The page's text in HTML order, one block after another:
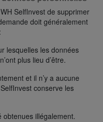
SelfInvest de supprimer
doit généralement
lesquelles les données
plus lieu d’être.
et il n’y a aucune
conserve les
illégalement.